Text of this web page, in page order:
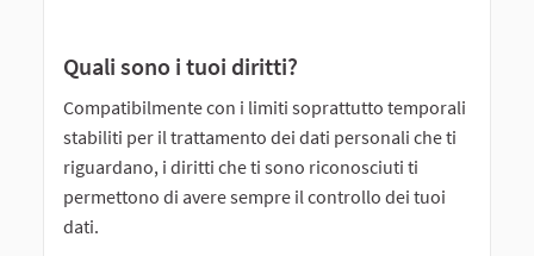
Quali sono i tuoi diritti?
Compatibilmente con i limiti soprattutto temporali
stabiliti per il trattamento dei dati personali che ti
riguardano, i diritti che ti sono riconosciuti ti
permettono di avere sempre il controllo dei tuoi
dati.